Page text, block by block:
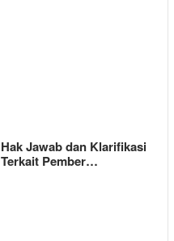
Hak Jawab dan Klarifikasi
Terkait Pember…